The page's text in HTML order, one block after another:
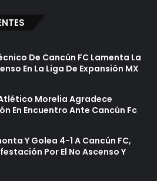
De Cancún FC Lamenta La
En La Liga De Expansión MX
Morelia Agradece
En Encuentro Ante Cancún Fc
Y Golea 4-1 A Cancún FC,
Por El No Ascenso Y